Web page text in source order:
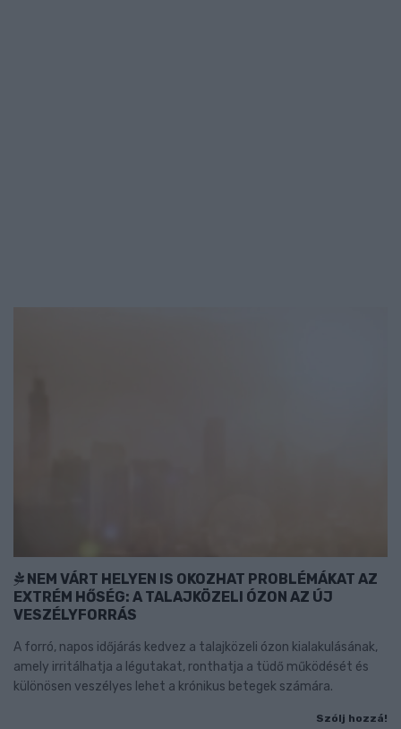
NEM VÁRT HELYEN IS OKOZHAT PROBLÉMÁKAT AZ
EXTRÉM HŐSÉG: A TALAJKÖZELI ÓZON AZ ÚJ
VESZÉLYFORRÁS
A forró, napos időjárás kedvez a talajközeli ózon kialakulásának,
amely irritálhatja a légutakat, ronthatja a tüdő működését és
különösen veszélyes lehet a krónikus betegek számára.
Szólj hozzá!